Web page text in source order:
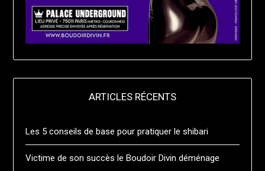
ARTICLES RÉCENTS
Les 5 conseils de base pour pratiquer le shibari
Victime de son succès le Boudoir Divin déménage